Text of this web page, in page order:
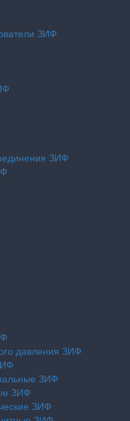
ЗИФ
ЗИФ
давления ЗИФ
ЗИФ
ЗИФ
ЗИФ